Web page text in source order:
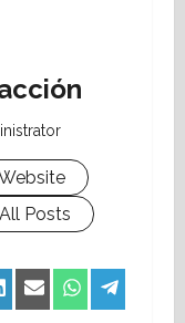
Posts
Share
LinkedIn
Share
EmailShare
WhatsApp
Share
Telegram